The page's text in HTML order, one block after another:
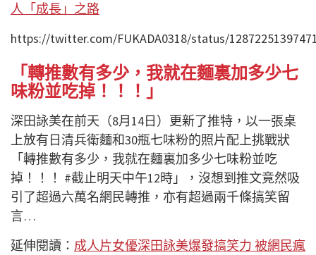
人「成長」之路
https://twitter.com/FUKADA0318/status/
「轉推數有多少，我就在麵裏加多少七
味粉並吃掉！！！」
深田詠美在前天（8月14日）更新了推特，以一張桌
上放有日清兵衛麵和30瓶七味粉的照片配上挑戰狀
「轉推數有多少，我就在麵裏加多少七味粉並吃
掉！！！ #截止明天中午12時」，沒想到推文竟然吸
引了超過六萬名網民轉推，亦有超過兩千條搞笑留
言…
延伸閱讀： 成人片女優深田詠美爆發搞笑力 被網民瘋